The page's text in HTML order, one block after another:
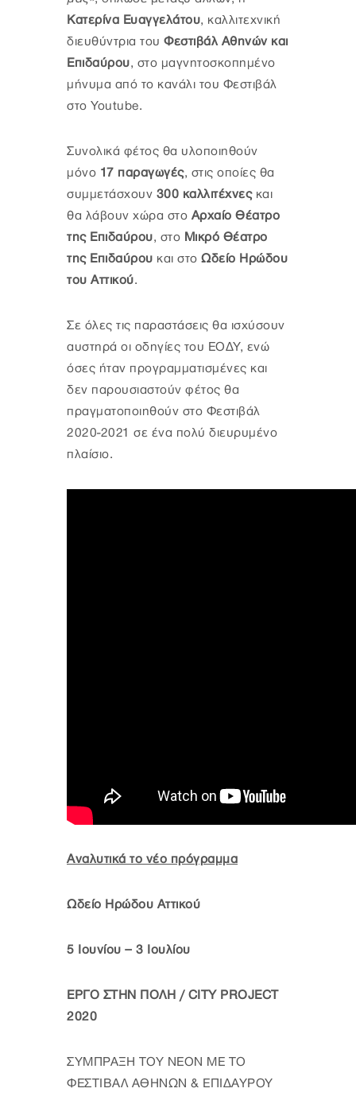
Κατερίνα Ευαγγελάτου, καλλιτεχνική
διευθύντρια του Φεστιβάλ Αθηνών και
Επιδαύρου, στο μαγνητοσκοπημένο
μήνυμα από το κανάλι του Φεστιβάλ
στο Youtube.
Συνολικά φέτος θα υλοποιηθούν
μόνο 17 παραγωγές, στις οποίες θα
συμμετάσχουν 300 καλλιτέχνες και
θα λάβουν χώρα στο Αρχαίο Θέατρο
της Επιδαύρου, στο Μικρό Θέατρο
της Επιδαύρου και στο Ωδείο Ηρώδου
του Αττικού.
Σε όλες τις παραστάσεις θα ισχύσουν
αυστηρά οι οδηγίες του ΕΟΔΥ, ενώ
όσες ήταν προγραμματισμένες και
δεν παρουσιαστούν φέτος θα
πραγματοποιηθούν στο Φεστιβάλ
2020-2021 σε ένα πολύ διευρυμένο
πλαίσιο.
Αναλυτικά το νέο πρόγραμμα
Ωδείο Ηρώδου Αττικού
5 Ιουνίου – 3 Ιουλίου
ΕΡΓΟ ΣΤΗΝ ΠΟΛΗ / CITY PROJECT
2020
ΣΥΜΠΡΑΞΗ ΤΟΥ ΝΕΟΝ ΜΕ ΤΟ
ΦΕΣΤΙΒΑΛ ΑΘΗΝΩΝ & ΕΠΙΔΑΥΡΟΥ